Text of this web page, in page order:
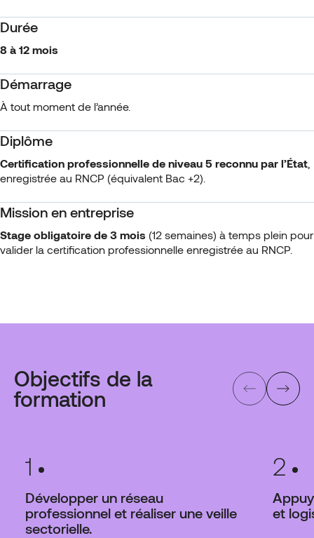
Durée
8 à 12 mois
Démarrage
À tout moment de l’année.
Diplôme
Certification professionnelle de niveau 5 reconnu par l’État
enregistrée au RNCP (équivalent Bac +2).
Mission en entreprise
Stage obligatoire de 3 mois (12 semaines) à temps plein pour
valider la certification professionnelle enregistrée au RNCP.
Objectifs de la
formation
1
Développer un réseau
professionnel et réaliser une veille
sectorielle.
2
et